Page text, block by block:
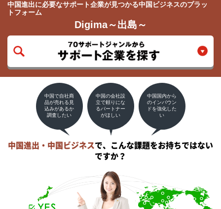
中国進出に必要なサポート企業が見つかる中国ビジネスのプラッ
トフォーム
Digima～出島～
中国で自社商
品が売れる見
込みがあるか
調査したい
中国の会社設
立で頼りにな
るパートナー
がほしい
中国国内から
のインバウン
ドを強化した
い
中国進出・中国ビジネスで、こんな課題をお持ちではない
ですか？